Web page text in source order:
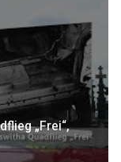
„Frei“,